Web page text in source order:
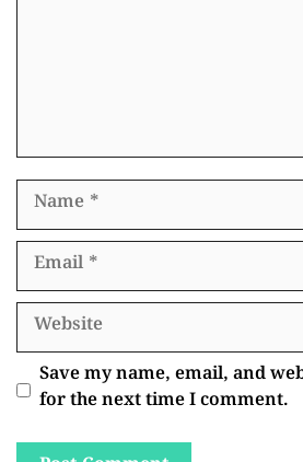
Name
Email
Website
Save my name, email, and
for the next time I comment.